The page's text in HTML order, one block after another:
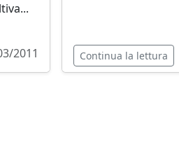
2011 Continua la lettura